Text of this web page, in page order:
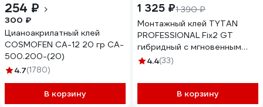
254 ₽
300 ₽
Цианоакрилатный клей
COSMOFEN CA-12 20 гр CA-
500.200-(20)
4.7(1780)
В корзину
1 325 ₽1 390 ₽
Монтажный клей TYTAN
PROFESSIONAL Fix2 GT
гибридный с мгновенным
начальным схватыванием,
4.4(33)
В корзину